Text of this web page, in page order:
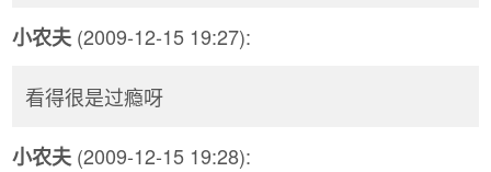
小农夫 (2009-12-15 19:27):
看得很是过瘾呀
小农夫 (2009-12-15 19:28):